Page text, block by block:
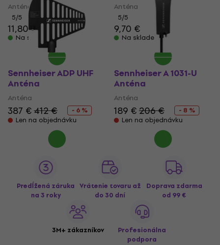
Anténa
5/5
11,80 €
Na sklade
Anténa
5/5
9,70 €
Na sklade
Sennheiser ADP UHF
Anténa
Anténa
387 €412 €
- 6 %
Len na objednávku
Sennheiser A 1031-U
Anténa
Anténa
189 €206 €
- 8 %
Len na objednávku
Predĺžená záruka
na 3 roky
Vrátenie tovaru až
do 30 dní
Doprava zdarma
od 99 €
3M+ zákazníkov
Profesionálna
podpora